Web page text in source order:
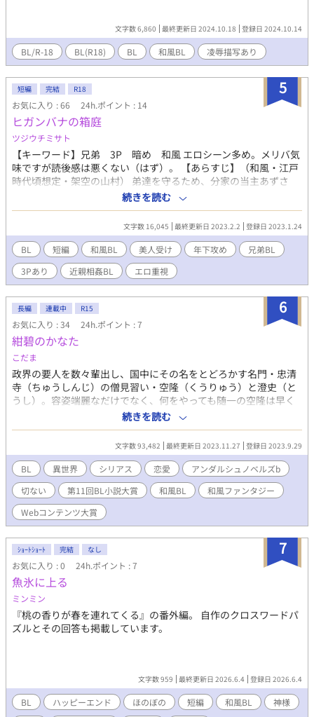
文字数 6,860 最終更新日 2024.10.18 登録日 2024.10.14
BL/R-18 BL(R18) BL 和風BL 凌辱描写あり
5
短編 完結 R18
お気に入り : 66 24h.ポイント : 14
ヒガンバナの箱庭
ツジウチミサト
【キーワード】兄弟 3P 暗め 和風 エロシーン多め。メリバ気
味ですが読後感は悪くない（はず）。 【あらすじ】（和風・江戸
時代頃想定・架空の山村） 弟達を守るため、分家の当主あずさ
は、本家の当主兄弟、冷酷な葉月と猛々しい霜月に情婦として囲
われ、愛欲の日々を送っていた。 離れて暮らす幼い弟達に会いた
いと切望しつつも、兄弟によってメスとして抱かれる悦びを知っ
てしまったあずさは、己の堕落から弟達に顔向け出来ないと苦悩
する。 ある時、咲き乱れる彼岸花を目にしたあずさは突然我を失
ってしまう。 ────あずさには、悲しい嘘が隠されていた。
【登場人物】 ・あずさ（受） 男を虜にするような儚げな美しさを
もつ青年。幼い弟達を深く愛している。 集落の分家の当主だが、
本家の当主兄弟に性的奉仕を強いられている。 ・葉月（攻） あず
さを囲う当主兄弟のうち兄。 無表情で冷たい目をあずさに向け
る。あずさの羞恥を煽るような攻め方をする。 ・霜月（攻） あず
さを囲う当主兄弟のうち弟。 獣のように激しくあずさを求め、卑
猥な言葉を強いる攻め方をする。 ※別の投稿サイト掲載のものと
内容は同じです。
続きを読む
文字数 16,045 最終更新日 2023.2.2 登録日 2023.1.24
BL 短編 和風BL 美人受け 年下攻め
兄弟BL
3Pあり
近親相姦BL エロ重視
6
長編 連載中 R15
お気に入り : 34 24h.ポイント : 7
紺碧のかなた
こだま
政界の要人を数々輩出し、国中にその名をとどろかす名門・忠清
寺（ちゅうしんじ）の僧見習い・空隆（くうりゅう）と澄史（と
うし）。容姿端麗なだけでなく、何をやっても随一の空隆は早く
から神童と謳われていたが、ある夜誰にも何も告げずに寺から忽
然と姿を消してしまう。それから十年の月日が経ち、澄史は空隆
に次ぐ「第二の神童」と呼ばれるほど優秀な僧に成長した。そし
て、ある事件から様変わりした空隆と再会する。寺の戒律や腐敗
しきった人間関係に縛られず自由に生きる空隆に、限りない憧れ
と嫉妬を抱く澄史は、相反するふたつの想いの間で揺れ動く。政
界・宗教界の思惑と2人の青年の想いが絡み合う異世界人間ドラ
マ。
続きを読む
文字数 93,482 最終更新日 2023.11.27 登録日 2023.9.29
BL 異世界 シリアス 恋愛
アンダルシュノベルズb
切ない
第11回BL小説大賞 和風BL
和風ファンタジー
Webコンテンツ大賞
7
ｼｮｰﾄｼｮｰﾄ 完結 なし
お気に入り : 0 24h.ポイント : 7
魚氷に上る
ミンミン
『桃の香りが春を連れてくる』の番外編。 自作のクロスワードパ
ズルとその回答も掲載しています。
文字数 959 最終更新日 2026.6.4 登録日 2026.6.4
BL ハッピーエンド ほのぼの 短編 和風BL 神様